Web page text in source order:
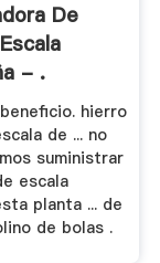
De
- .
hierro
de ... no
suministrar
escala
planta ... de
de bolas .